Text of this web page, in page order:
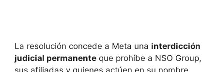
La resolución concede a Meta una interdicción
judicial permanente que prohíbe a NSO Group,
sus afiliadas y quienes actúen en su nombre